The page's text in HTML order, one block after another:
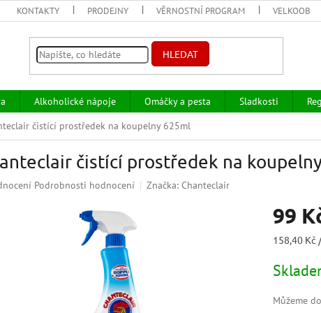
KONTAKTY PRODEJNY VĚRNOSTNÍ PROGRAM
HLEDAT
Alkoholické nápoje Omáčky a pesta Sladkosti
čistící prostředek na koupelny 625ml
čistící prostředek na
Podrobnosti hodnocení Značka: Chanteclair
99
Měrná
158,40 Kč
Můžeme